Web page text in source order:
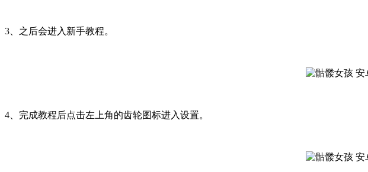
3、之后会进入新手教程。
4、完成教程后点击左上角的齿轮图标进入设置。